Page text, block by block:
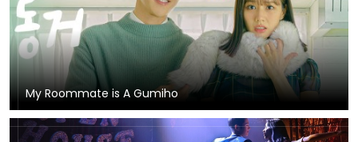
My Roommate is A Gumiho